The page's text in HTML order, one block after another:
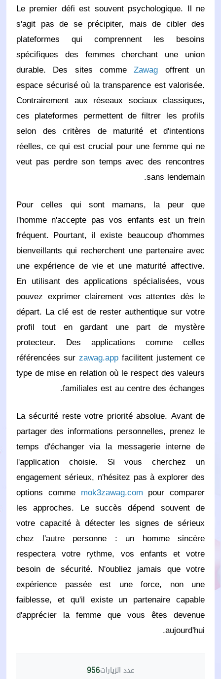
Le premier défi est souvent psychologique. Il ne
s'agit pas de se précipiter, mais de cibler des
plateformes qui comprennent les besoins
spécifiques des femmes cherchant une union
durable. Des sites commeZawag offrent un
espace sécurisé où la transparence est valorisée.
Contrairement aux réseaux sociaux classiques,
ces plateformes permettent de filtrer les profils
selon des critères de maturité et d'intentions
réelles, ce qui est crucial pour une femme qui ne
veut pas perdre son temps avec des rencontres
sans lendemain.
Pour celles qui sont mamans, la peur que
l'homme n'accepte pas vos enfants est un frein
fréquent. Pourtant, il existe beaucoup d'hommes
bienveillants qui recherchent une partenaire avec
une expérience de vie et une maturité affective.
En utilisant des applications spécialisées, vous
pouvez exprimer clairement vos attentes dès le
départ. La clé est de rester authentique sur votre
profil tout en gardant une part de mystère
protecteur. Des applications comme celles
référencées sur zawag.app facilitent justement ce
type de mise en relation où le respect des valeurs
familiales est au centre des échanges.
La sécurité reste votre priorité absolue. Avant de
partager des informations personnelles, prenez le
temps d'échanger via la messagerie interne de
l'application choisie. Si vous cherchez un
engagement sérieux, n'hésitez pas à explorer des
options comme mok3zawag.com pour comparer
les approches. Le succès dépend souvent de
votre capacité à détecter les signes de sérieux
chez l'autre personne : un homme sincère
respectera votre rythme, vos enfants et votre
besoin de sécurité. N'oubliez jamais que votre
expérience passée est une force, non une
faiblesse, et qu'il existe un partenaire capable
d'apprécier la femme que vous êtes devenue
aujourd'hui.
عدد الزيارات956